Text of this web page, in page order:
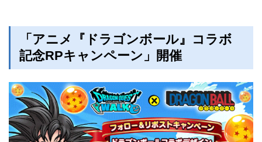
「アニメ『ドラゴンボール』コラボ
記念RPキャンペーン」開催